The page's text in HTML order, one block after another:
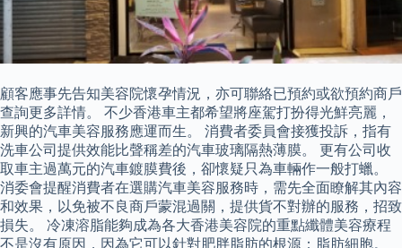
顧客應事先告知美容院懷孕情況，亦可聯絡已預約或欲預約商戶
查詢更多詳情。 不少香港車主都希望將座駕打扮得光鮮亮麗，
新興的汽車美容服務應運而生。 消費者委員會接獲投訴，指有
洗車公司提供效能比聲稱差的汽車玻璃隔熱薄膜。 更有公司收
取車主過萬元的汽車鍍膜費後，卻懷疑只為車輛作一般打蠟。
消委會提醒消費者在選購汽車美容服務時，需先全面瞭解其內容
和效果，以免被不良商戶蒙混過關，提供貨不對辦的服務，招致
損失。 冷凍溶脂能夠成為各大香港美容院的重點纖體美容療程
不是沒有原因，因為它可以針對肥胖脂肪的根源：脂肪細胞。